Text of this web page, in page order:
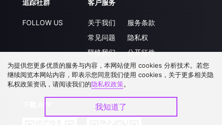
追踪社群
FOLLOW US
客户服务
关于我们
常见问题
联络我们
升级VIP
服务条款
隐私权
公开征件
合作洽談
为提供您更多优质的服务与内容，本网站使用 cookies 分析技术。若您
继续阅览本网站内容，即表示您同意我们使用 cookies，关于更多相关隐
私权政策资讯，请阅读我们的隐私权政策。
我知道了